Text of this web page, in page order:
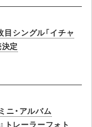
目シングル「イチャ
定
ニ・アルバム
トレーラーフォト